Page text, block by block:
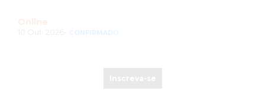
Online
CONFIRMADO